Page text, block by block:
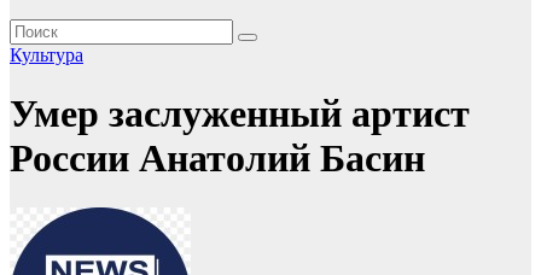
Культура
Умер заслуженный артист
России Анатолий Басин